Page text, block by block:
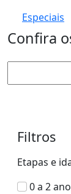
Especiais
Confira
Filtros
Etapas e
0 a 2